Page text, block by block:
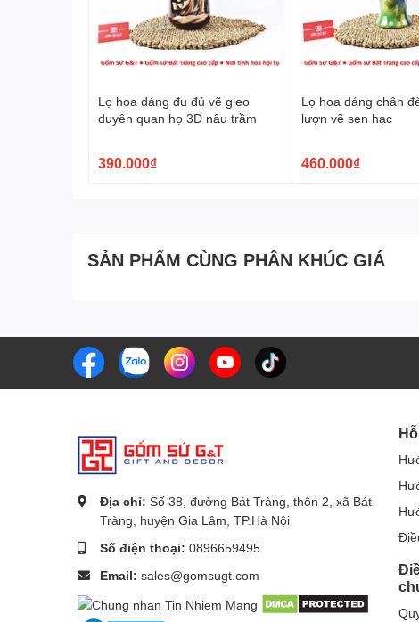
điểm nhấn nổi bật, tạo nên sự tinh tế và nghệ thuật trên
Lọ hoa dáng đu đủ vẽ gieo
duyên quan họ 3D nâu trầm
390.000₫
Lọ hoa dáng chân
lượn vẽ sen hạc
460.000₫
SẢN PHẨM CÙNG PHÂN KHÚC GIÁ
Địa chỉ: Số 38, đường Bát Tràng, thôn 2, xã Bát
Tràng, huyện Gia Lâm, TP.Hà Nội
Số điện thoại: 0896659495
Email: sales@gomsugt.com